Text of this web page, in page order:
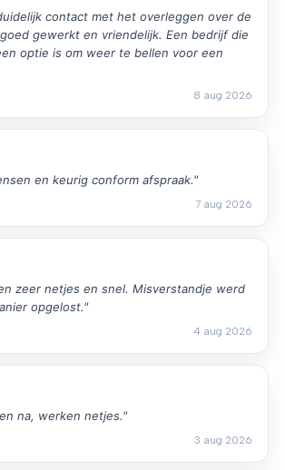
contact met het overleggen over de
gewerkt en vriendelijk. Een bedrijf die
optie is om weer te bellen voor een
8 aug 2026
en keurig conform afspraak."
7 aug 2026
zeer netjes en snel. Misverstandje werd
opgelost."
4 aug 2026
na, werken netjes."
3 aug 2026